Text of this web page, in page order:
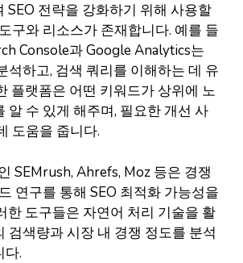
SEO 전략을 강화하기 위해 사용할
구와 리소스가 존재합니다. 예를 들
Console과 Google Analytics는
석하고, 검색 쿼리를 이해하는 데 유
플랫폼은 어떤 키워드가 상위에 노
알 수 있게 해주며, 필요한 개선 사
도움을 줍니다.
SEMrush, Ahrefs, Moz 등은 경쟁
연구를 통해 SEO 최적화 가능성을
한 도구들은 자연어 처리 기술을 활
검색량과 시장 내 경쟁 정도를 분석
다.